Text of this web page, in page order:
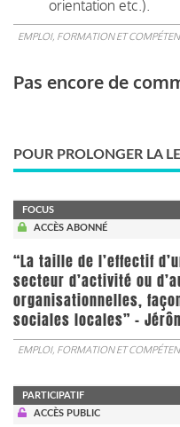
orientation etc.).
EMPLOI, FORMATION ET
Pas encore de
POUR PROLONGER LA
FOCUS
ACCÈS ABONNÉ
“La taille de l’effectif
secteur d’activité ou
organisationnelles,
sociales locales” -
EMPLOI, FORMATION ET
PARTICIPATIF
ACCÈS PUBLIC